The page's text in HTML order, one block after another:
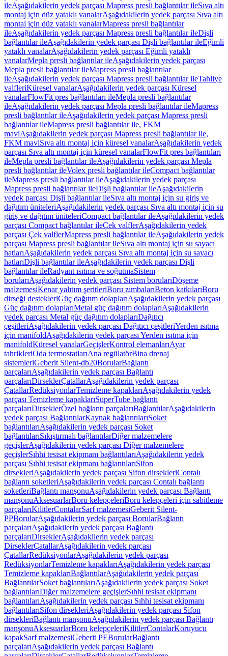
ileAşağıdakilerin yedek parçası Mapress presli bağlantılar ileSıva altı
montaj için düz yataklı vanalarAşağıdakilerin yedek parçası Sıva altı
montaj için düz yataklı vanalarMapress presli bağlantılar
ileAşağıdakilerin yedek parçası Mapress presli bağlantılar ileDişli
bağlantılar ileAşağıdakilerin yedek parçası Dişli bağlantılar ileEğimli
yataklı vanalarAşağıdakilerin yedek parçası Eğimli yataklı
vanalarMepla presli bağlantılar ileAşağıdakilerin yedek parçası
Mepla presli bağlantılar ileMapress presli bağlantılar
ileAşağıdakilerin yedek parçası Mapress presli bağlantılar ileTahliye
valfleriKüresel vanalarAşağıdakilerin yedek parçası Küresel
vanalarFlowFit pres bağlantıları ileMepla presli bağlantılar
ileAşağıdakilerin yedek parçası Mepla presli bağlantılar ileMapress
presli bağlantılar ileAşağıdakilerin yedek parçası Mapress presli
bağlantılar ileMapress presli bağlantılar ile, FKM
maviAşağıdakilerin yedek parçası Mapress presli bağlantılar ile,
FKM maviSıva altı montaj için küresel vanalarAşağıdakilerin yedek
parçası Sıva altı montaj için küresel vanalarFlowFit pres bağlantıları
ileMepla presli bağlantılar ileAşağıdakilerin yedek parçası Mepla
presli bağlantılar ileVolex presli bağlantılar ileCompact bağlantılar
ileMapress presli bağlantılar ileAşağıdakilerin yedek parçası
Mapress presli bağlantılar ileDişli bağlantılar ileAşağıdakilerin
yedek parçası Dişli bağlantılar ileSıva altı montaj için su giriş ve
dağıtım üniteleriAşağıdakilerin yedek parçası Sıva altı montaj için su
giriş ve dağıtım üniteleriCompact bağlantılar ileAşağıdakilerin yedek
parçası Compact bağlantılar ileÇek valflerAşağıdakilerin yedek
parçası Çek valflerMapress presli bağlantılar ileAşağıdakilerin yedek
parçası Mapress presli bağlantılar ileSıva altı montaj için su sayacı
hatlarıAşağıdakilerin yedek parçası Sıva altı montaj için su sayacı
hatlarıDişli bağlantılar ileAşağıdakilerin yedek parçası Dişli
bağlantılar ileRadyant ısıtma ve soğutmaSistem
borularıAşağıdakilerin yedek parçası Sistem borularıDöşeme
malzemesiKenar yalıtım şeritleriBoru zımbalarıBeton katkılarıBoru
dirseği destekleriGüç dağıtım dolaplarıAşağıdakilerin yedek parçası
Güç dağıtım dolaplarıMetal güç dağıtım dolaplarıAşağıdakilerin
yedek parçası Metal güç dağıtım dolaplarıDağıtıcı
çeşitleriAşağıdakilerin yedek parçası Dağıtıcı çeşitleriYerden ısıtma
için manifoldAşağıdakilerin yedek parçası Yerden ısıtma için
manifoldKüresel vanalarGeçişlerKontrol elemanlarıAyar
tahrikleriOda termostatlarıAna regülatörBina drenaj
sistemleriGeberit Silent-db20BorularBağlantı
parçalarıAşağıdakilerin yedek parçası Bağlantı
parçalarıDirseklerÇatallarAşağıdakilerin yedek parçası
ÇatallarRedüksiyonlarTemizleme kapaklarıAşağıdakilerin yedek
parçası Temizleme kapaklarıSuperTube bağlantı
parçalarıDirseklerÖzel bağlantı parçalarıBağlantılarAşağıdakilerin
yedek parçası BağlantılarKaynak bağlantılarıSoket
bağlantılarıAşağıdakilerin yedek parçası Soket
bağlantılarıSıkıştırmalı bağlantılarDiğer malzemelere
geçişlerAşağıdakilerin yedek parçası Diğer malzemelere
geçişlerSıhhi tesisat ekipmanı bağlantılarıAşağıdakilerin yedek
parçası Sıhhi tesisat ekipmanı bağlantılarıSifon
dirsekleriAşağıdakilerin yedek parçası Sifon dirsekleriContalı
bağlantı soketleriAşağıdakilerin yedek parçası Contalı bağlantı
soketleriBağlantı manşonuAşağıdakilerin yedek parçası Bağlantı
manşonuAksesuarlarBoru kelepçeleriBoru kelepçeleri için sabitleme
parçalarıKilitlerContalarSarf malzemesiGeberit Silent-
PPBorularAşağıdakilerin yedek parçası BorularBağlantı
parçalarıAşağıdakilerin yedek parçası Bağlantı
parçalarıDirseklerAşağıdakilerin yedek parçası
DirseklerÇatallarAşağıdakilerin yedek parçası
ÇatallarRedüksiyonlarAşağıdakilerin yedek parçası
RedüksiyonlarTemizleme kapaklarıAşağıdakilerin yedek parçası
Temizleme kapaklarıBağlantılarAşağıdakilerin yedek parçası
BağlantılarSoket bağlantılarıAşağıdakilerin yedek parçası Soket
bağlantılarıDiğer malzemelere geçişlerSıhhi tesisat ekipmanı
bağlantılarıAşağıdakilerin yedek parçası Sıhhi tesisat ekipmanı
bağlantılarıSifon dirsekleriAşağıdakilerin yedek parçası Sifon
dirsekleriBağlantı manşonuAşağıdakilerin yedek parçası Bağlantı
manşonuAksesuarlarBoru kelepçeleriKilitlerContalarKoruyucu
kapakSarf malzemesiGeberit PEBorularBağlantı
parçalarıAşağıdakilerin yedek parçası Bağlantı